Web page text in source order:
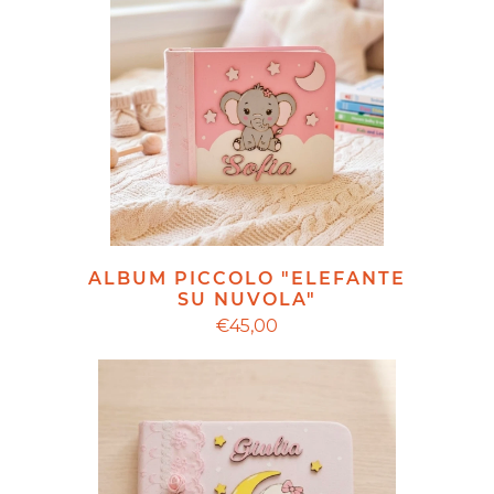
ALBUM PICCOLO "ELEFANTE
SU NUVOLA"
€45,00